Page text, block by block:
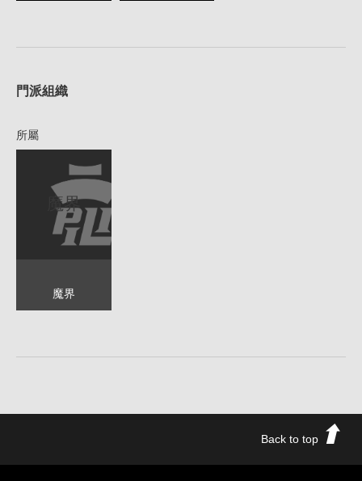
門派組織
所屬
魔界
魔界
Back to top